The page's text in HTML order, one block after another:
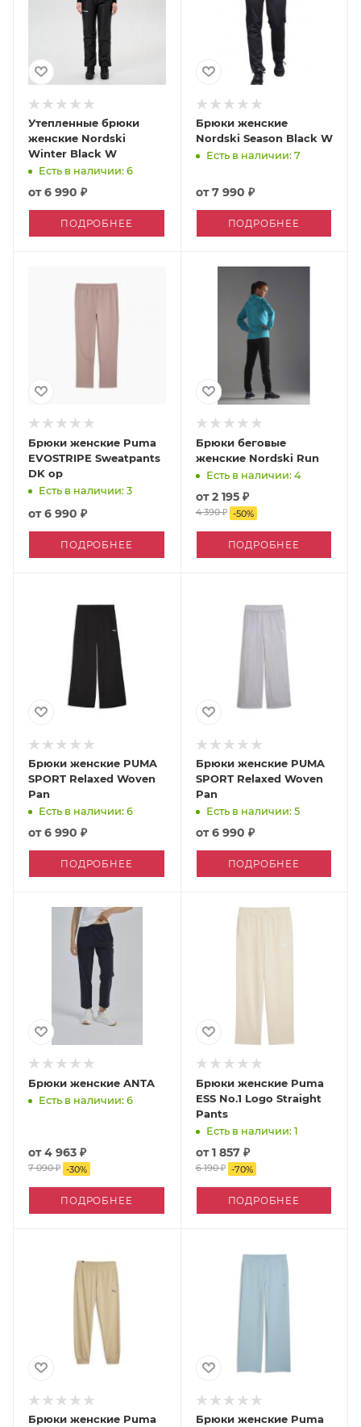
Утепленные брюки
женские Nordski
Winter Black W
Есть в наличии: 6
от6 990 ₽
ПОДРОБНЕЕ
Брюки женские
Nordski Season Black W
Есть в наличии: 7
от7 990 ₽
ПОДРОБНЕЕ
Брюки женские Puma
EVOSTRIPE Sweatpants
DK op
Есть в наличии: 3
от6 990 ₽
ПОДРОБНЕЕ
Брюки беговые
женские Nordski Run
Есть в наличии: 4
от2 195 ₽
4 390 ₽ -50%
ПОДРОБНЕЕ
Брюки женские PUMA
SPORT Relaxed Woven
Pan
Есть в наличии: 6
от6 990 ₽
ПОДРОБНЕЕ
Брюки женские PUMA
SPORT Relaxed Woven
Pan
Есть в наличии: 5
от6 990 ₽
ПОДРОБНЕЕ
Брюки женские ANTA
Есть в наличии: 6
от4 963 ₽
7 090 ₽ -30%
ПОДРОБНЕЕ
Брюки женские Puma
ESS No.1 Logo Straight
Pants
Есть в наличии: 1
от1 857 ₽
6 190 ₽ -70%
ПОДРОБНЕЕ
Брюки женские Puma
Брюки женские Puma